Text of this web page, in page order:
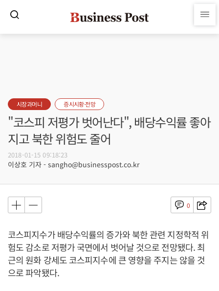
시장과머니 증시시황·전망
"코스피 저평가 벗어난다", 배당수익률 좋아
지고 북한 위험도 줄어
2018-01-15 09:18:23
이상호 기자 - sangho@businesspost.co.kr
0
코스피지수가 배당수익률의 증가와 북한 관련 지정학적 위
험도 감소로 저평가 국면에서 벗어날 것으로 전망됐다. 최
근의 원화 강세도 코스피지수에 큰 영향을 주지는 않을 것
으로 파악됐다.